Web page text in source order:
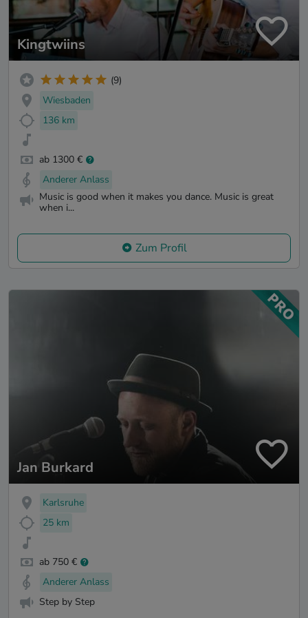
Kingtwiins
(9)
Wiesbaden
136 km
ab 1300 €
Anderer Anlass
Music is good when it makes you dance. Music is great
when i...
Zum Profil
Jan Burkard
Karlsruhe
25 km
ab 750 €
Anderer Anlass
Step by Step